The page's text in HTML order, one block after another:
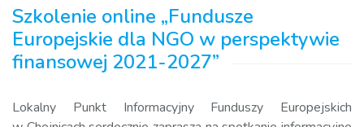
Szkolenie online „Fundusze
Europejskie dla NGO w perspektywie
finansowej 2021-2027”
Lokalny Punkt Informacyjny Funduszy Europejskich